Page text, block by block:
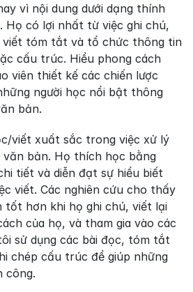
vì nội dung dưới dạng thính
Họ có lợi nhất từ việc ghi chú,
viết tóm tắt và tổ chức thông tin
cấu trúc. Hiểu phong cách
viên thiết kế các chiến lược
người học nổi bật thông
bản.
viết xuất sắc trong việc xử lý
bản. Họ thích học bằng
tiết và diễn đạt sự hiểu biết
viết. Các nghiên cứu cho thấy
tốt hơn khi họ ghi chú, viết lại
của họ, và tham gia vào các
sử dụng các bài đọc, tóm tắt
chép cấu trúc để giúp những
công.